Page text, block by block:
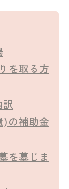
を取る方
訳
)の補助金
を墓じま